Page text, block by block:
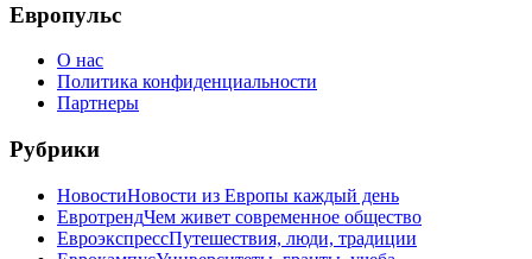
Европульс
О нас
Политика конфиденциальности
Партнеры
Рубрики
НовостиНовости из Европы каждый день
ЕвротрендЧем живет современное общество
ЕвроэкспрессПутешествия, люди, традиции